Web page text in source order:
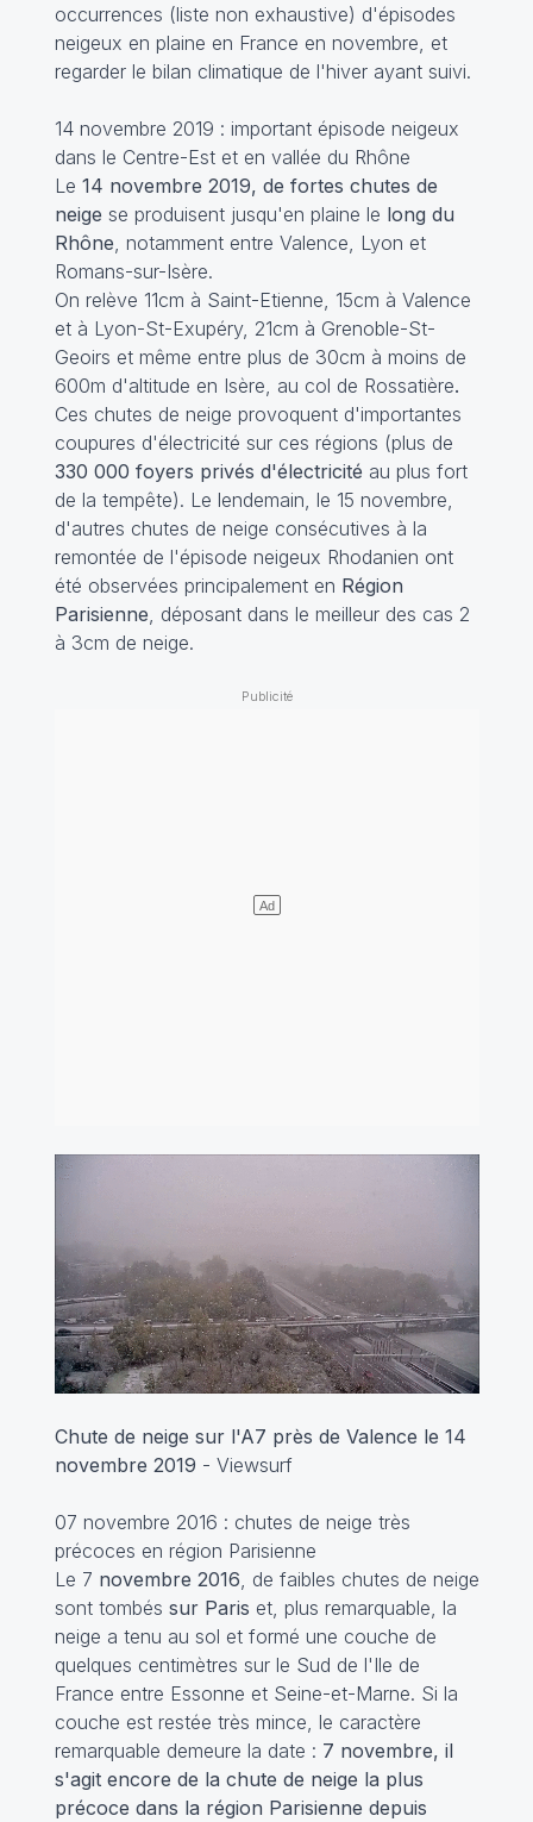
occurrences (liste non exhaustive) d'épisodes
neigeux en plaine en France en novembre, et
regarder le bilan climatique de l'hiver ayant suivi.
14 novembre 2019 : important épisode neigeux
dans le Centre-Est et en vallée du Rhône
Le 14 novembre 2019, de fortes chutes de
neige se produisent jusqu'en plaine le long du
Rhône , notamment entre Valence, Lyon et
Romans-sur-Isère.
On relève 11cm à Saint-Etienne, 15cm à Valence
et à Lyon-St-Exupéry, 21cm à Grenoble-St-
Geoirs et même entre plus de 30cm à moins de
600m d'altitude en Isère, au col de Rossatière.
Ces chutes de neige provoquent d'importantes
coupures d'électricité sur ces régions (plus de
330 000 foyers privés d'électricité au plus fort
de la tempête). Le lendemain, le 15 novembre,
d'autres chutes de neige consécutives à la
remontée de l'épisode neigeux Rhodanien ont
été observées principalement en Région
Parisienne , déposant dans le meilleur des cas 2
à 3cm de neige.
Chute de neige sur l'A7 près de Valence le 14
novembre 2019 - Viewsurf
07 novembre 2016 : chutes de neige très
précoces en région Parisienne
Le 7 novembre 2016 , de faibles chutes de neige
sont tombés sur Paris et, plus remarquable, la
neige a tenu au sol et formé une couche de
quelques centimètres sur le Sud de l'Ile de
France entre Essonne et Seine-et-Marne. Si la
couche est restée très mince, le caractère
remarquable demeure la date : 7 novembre, il
s'agit encore de la chute de neige la plus
précoce dans la région Parisienne depuis